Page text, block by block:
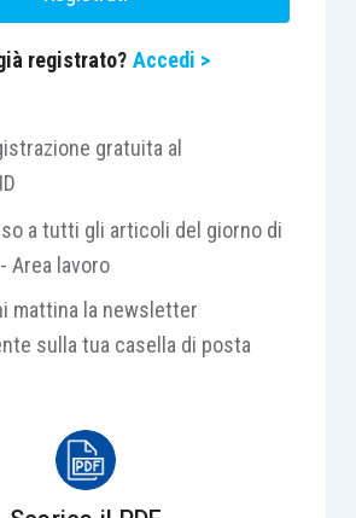
day (elenchi NCD), di cui all’art.
non devono inoltrare la domanda
ai portali del partecipante e
la finalità di incentivare le
delle condizioni di
dei lavoratori e di
micro e piccole imprese operanti
registrato? Accedi >
gratuita al
a tutti gli articoli del giorno di
Area lavoro
mattina la newsletter
sulla tua casella di posta